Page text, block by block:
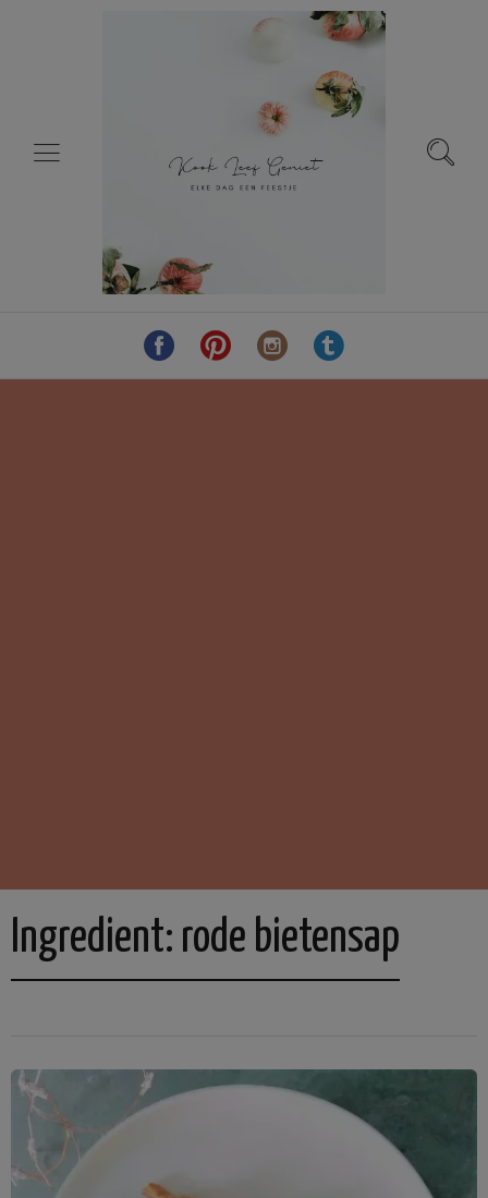
Ingredient: rode bietensap